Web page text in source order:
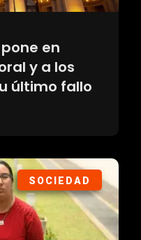
en
y a los
último fallo
SOCIEDAD